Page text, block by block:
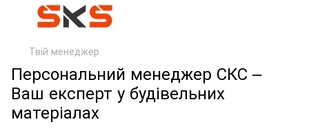
Твій менеджер
Персональний менеджер СКС –
Ваш експерт у будівельних
матеріалах